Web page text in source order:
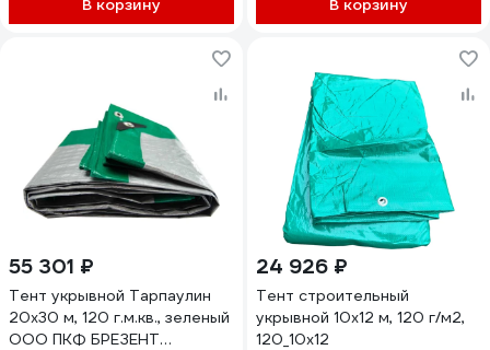
В корзину В корзину
55 301 ₽
Тент укрывной Тарпаулин
20х30 м, 120 г.м.кв., зеленый
ООО ПКФ БРЕЗЕНТ
24 926 ₽
Тент строительный
укрывной 10х12 м, 120 г/м2,
120_10х12